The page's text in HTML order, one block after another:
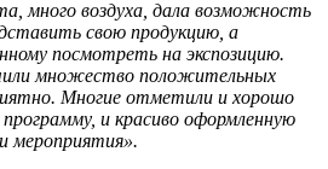
много воздуха, дала возможность
свою продукцию, а
посмотреть на экспозицию.
множество положительных
Многие отметили и хорошо
и красиво оформленную
мероприятия».